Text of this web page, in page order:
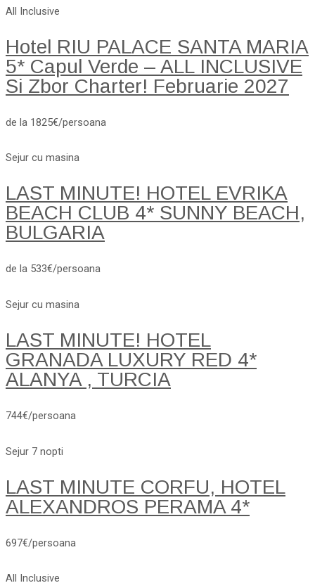
All Inclusive
Hotel RIU PALACE SANTA MARIA
5* Capul Verde – ALL INCLUSIVE
Si Zbor Charter! Februarie 2027
de la 1825€/persoana
Sejur cu masina
LAST MINUTE! HOTEL EVRIKA
BEACH CLUB 4* SUNNY BEACH,
BULGARIA
de la 533€/persoana
Sejur cu masina
LAST MINUTE! HOTEL
GRANADA LUXURY RED 4*
ALANYA , TURCIA
744€/persoana
Sejur 7 nopti
LAST MINUTE CORFU, HOTEL
ALEXANDROS PERAMA 4*
697€/persoana
All Inclusive